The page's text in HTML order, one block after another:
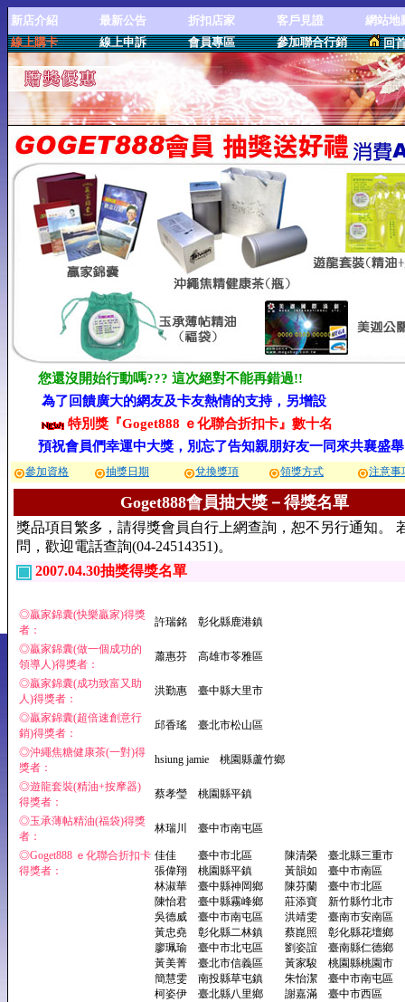
新店介紹 最新公告 折扣店家 客戶見證
網站地
線上購卡
線上申訴 會員專區 參加聯合行銷 回
您還沒開始行動嗎??? 這次絕對不能再錯過!!
為了回饋廣大的網友及卡友熱情的支持，另增設
特別獎『Goget888 ｅ化聯合折扣卡』數十名
預祝會員們幸運中大獎，別忘了告知親朋好友一同來共襄盛舉
參加資格 抽獎日期 兌換獎項 領獎方式 注意事
Goget888會員抽大獎－得獎名單
獎品項目繁多，請得獎會員自行上網查詢，恕不另行通知。
問，歡迎電話查詢(04-24514351)。
2007.04.30抽獎得獎名單
◎贏家錦囊(快樂贏家)得獎
者：
許瑞銘 彰化縣鹿港鎮
◎贏家錦囊(做一個成功的
領導人)得獎者：
蕭惠芬 高雄市苓雅區
◎贏家錦囊(成功致富又助
人)得獎者：
洪勤惠 臺中縣大里市
◎贏家錦囊(超倍速創意行
銷)得獎者：
邱香瑤 臺北市松山區
◎沖繩焦糖健康茶(一對)得
獎者：
hsiung jamie 桃園縣蘆竹鄉
◎遊龍套裝(精油+按摩器)
得獎者：
蔡孝瑩 桃園縣平鎮
◎玉承薄帖精油(福袋)得獎
者：
林瑞川 臺中市南屯區
◎Goget888 ｅ化聯合折扣卡
得獎者：
佳佳 臺中市北區 陳清榮 臺北縣三重市
張偉翔 桃園縣平鎮 黃韻如 臺中市南區
林淑華 臺中縣神岡鄉 陳芬蘭 臺中市北區
陳怡君 臺中縣霧峰鄉 莊添寶 新竹縣竹北市
吳德威 臺中市南屯區 洪靖雯 臺南市安南區
黃忠堯 彰化縣二林鎮 蔡崑照 彰化縣花壇鄉
廖珮瑜 臺中市北屯區 劉姿誼 臺南縣仁德鄉
黃美菁 臺北市信義區 黃家駿 桃園縣桃園市
簡慧雯 南投縣草屯鎮 朱怡潔 臺中市南屯區
柯姿伊 臺北縣八里鄉 謝嘉滿 臺中市西區